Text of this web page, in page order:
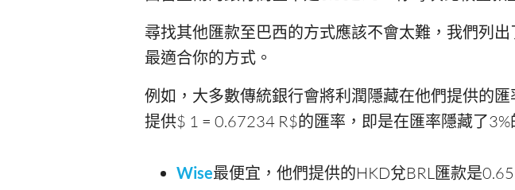
尋找其他匯款至巴西的方式應該不會太難，我們列
最適合你的方式。
例如，大多數傳統銀行會將利潤隱藏在他們提供的
提供$ 1 = 0.67234 R$的匯率，即是在匯率隱藏了3%
Wise最便宜，他們提供的HKD兌BRL匯款是